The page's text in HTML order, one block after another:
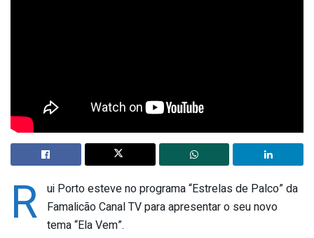
R ui Porto esteve no programa “Estrelas de Palco” da
Famalicão Canal TV para apresentar o seu novo
tema “Ela Vem”.